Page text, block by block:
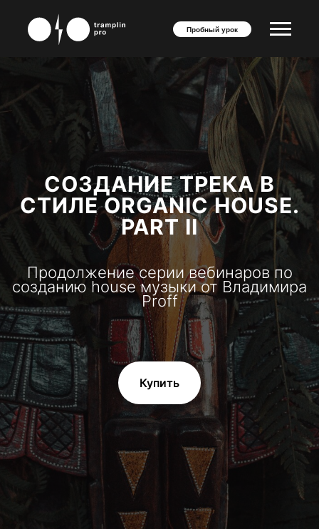
Пробный урок
СОЗДАНИЕ ТРЕКА В
СТИЛЕ ORGANIC HOUSE.
PART II
Продолжение серии вебинаров по
созданию house музыки от Владимира
Proff
Купить